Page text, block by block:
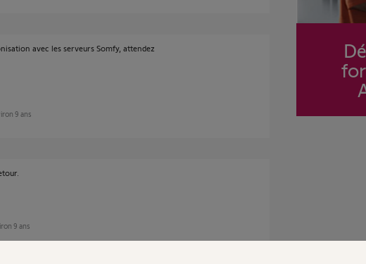
avec les serveurs Somfy, attendez
9 ans
9 ans